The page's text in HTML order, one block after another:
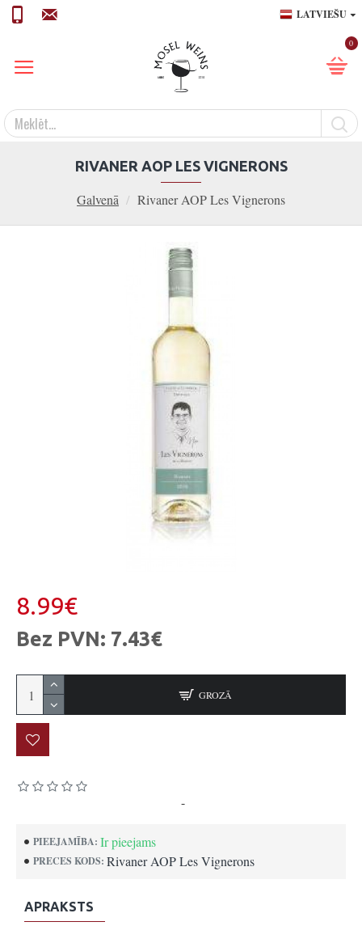
LATVIEŠU
0
Galvenā Rivaner AOP Les Vignerons
RIVANER AOP LES VIGNERONS
PIEEJAMĪBA: Ir pieejams
PRECES KODS: Rivaner AOP Les Vignerons
-
8.99€
Bez PVN: 7.43€
GROZĀ
APRAKSTS